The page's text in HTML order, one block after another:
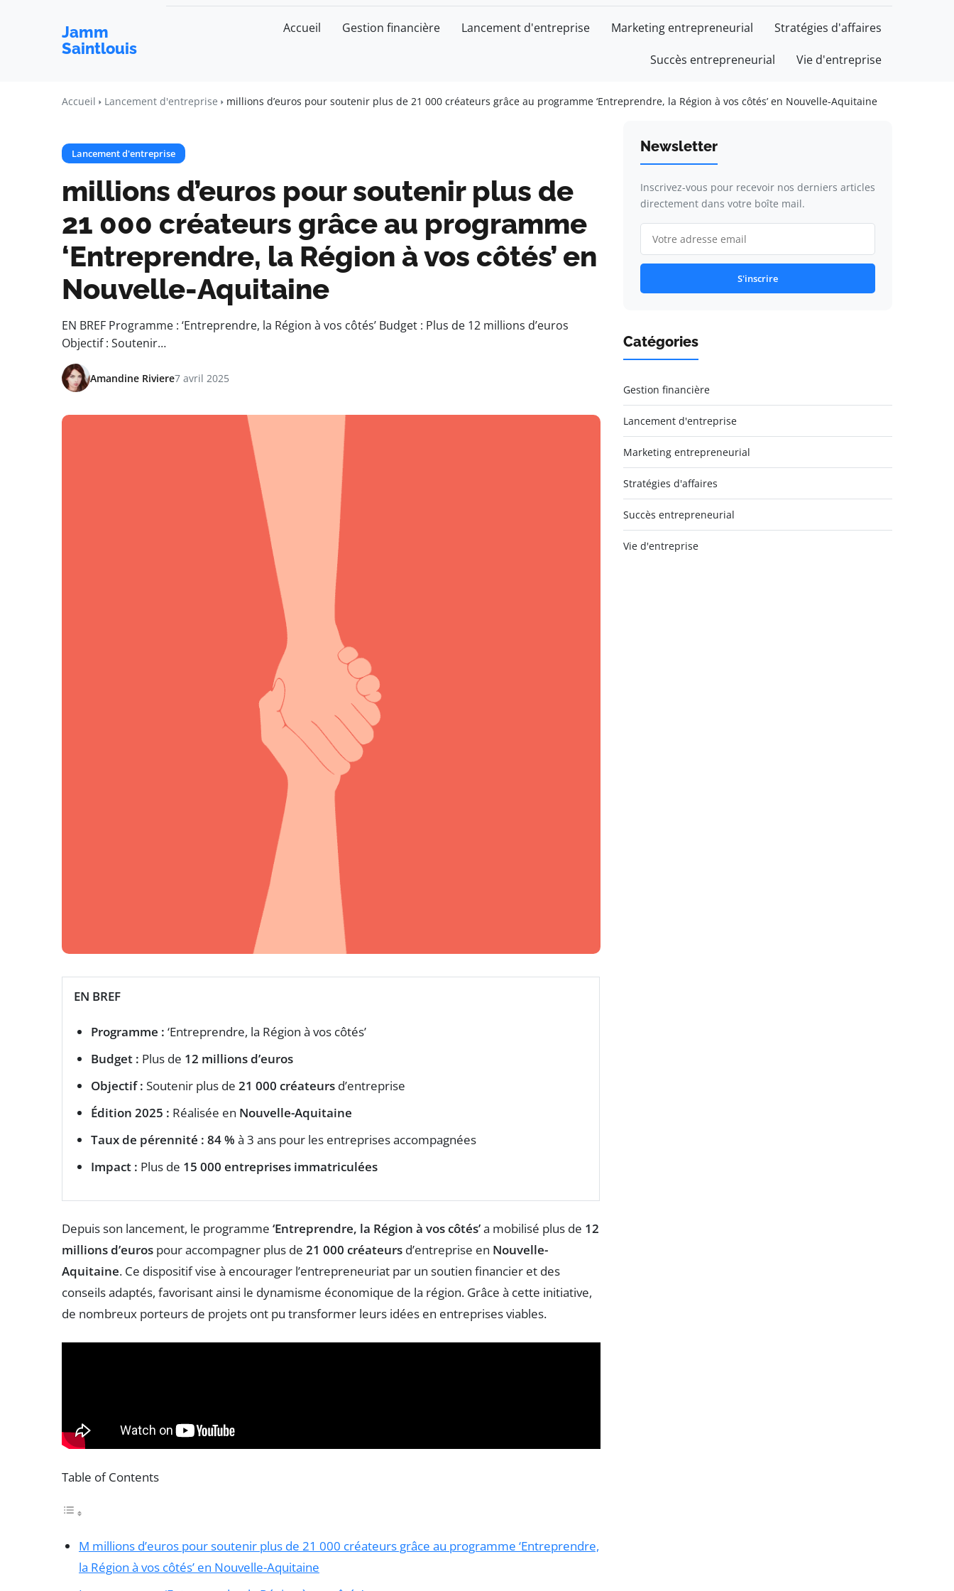
Jamm
Saintlouis
Accueil Gestion financière Lancement d'entreprise Marketing entrepreneurial Stratégies d'affaires
Succès entrepreneurial Vie d'entreprise
Accueil Lancement d'entreprise millions d’euros pour soutenir plus de 21 000 créateurs grâce au programme ‘Entreprendre, la Région à vos côtés’ en Nouvelle-Aquitaine
Lancement d'entreprise
millions d’euros pour soutenir plus de
21 000 créateurs grâce au programme
‘Entreprendre, la Région à vos côtés’ en
Nouvelle-Aquitaine
EN BREF Programme : ‘Entreprendre, la Région à vos côtés’ Budget : Plus de 12 millions d’euros
Objectif : Soutenir…
Amandine Riviere7 avril 2025
EN BREF
Programme : ‘Entreprendre, la Région à vos côtés’
Budget : Plus de 12 millions d’euros
Objectif : Soutenir plus de 21 000 créateurs d’entreprise
Édition 2025 : Réalisée en Nouvelle-Aquitaine
Taux de pérennité : 84 % à 3 ans pour les entreprises accompagnées
Impact : Plus de 15 000 entreprises immatriculées
Depuis son lancement, le programme ‘Entreprendre, la Région à vos côtés’a mobilisé plus de 12
millions d’euros pour accompagner plus de 21 000 créateurs d’entreprise en Nouvelle-
Aquitaine. Ce dispositif vise à encourager l’entrepreneuriat par un soutien financier et des
conseils adaptés, favorisant ainsi le dynamisme économique de la région. Grâce à cette initiative,
de nombreux porteurs de projets ont pu transformer leurs idées en entreprises viables.
Table of Contents
M millions d’euros pour soutenir plus de 21 000 créateurs grâce au programme ‘Entreprendre,
la Région à vos côtés’ en Nouvelle-Aquitaine
Newsletter
Inscrivez-vous pour recevoir nos derniers articles
directement dans votre boîte mail.
S'inscrire
Catégories
Gestion financière
Lancement d'entreprise
Marketing entrepreneurial
Stratégies d'affaires
Succès entrepreneurial
Vie d'entreprise